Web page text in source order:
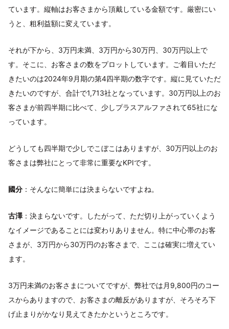
ています。縦軸はお客さまから頂戴している金額です。厳密にい
うと、粗利益額に変えています。
それが下から、3万円未満、3万円から30万円、30万円以上で
す。そこに、お客さまの数をプロットしています。ご着目いただ
きたいのは2024年9月期の第4四半期の数字です。縦に見ていただ
きたいのですが、合計で1,713社となっています。30万円以上のお
客さまが前四半期に比べて、少しプラスアルファされて65社にな
っています。
どうしても四半期で少しでこぼこはありますが、30万円以上のお
客さまは弊社にとって非常に重要なKPIです。
國分 ：そんなに簡単には決まらないですよね。
古澤：決まらないです。したがって、ただ切り上がっていくよう
なイメージであることには変わりありません。特に中心帯のお客
さまが、3万円から30万円のお客さまで、ここは確実に増えてい
ます。
3万円未満のお客さまについてですが、弊社では月9,800円のコー
スからありますので、お客さまの離反がありますが、そろそろ下
げ止まりがかなり見えてきたかというところです。